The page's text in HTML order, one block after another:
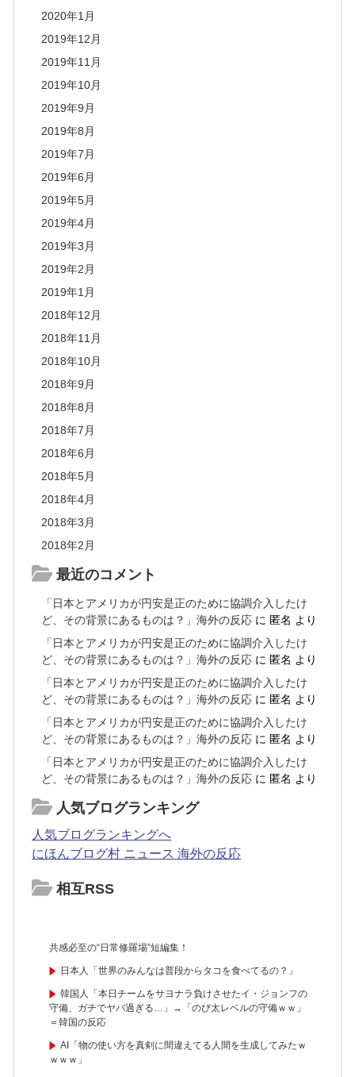
2020年1月
2019年12月
2019年11月
2019年10月
2019年9月
2019年8月
2019年7月
2019年6月
2019年5月
2019年4月
2019年3月
2019年2月
2019年1月
2018年12月
2018年11月
2018年10月
2018年9月
2018年8月
2018年7月
2018年6月
2018年5月
2018年4月
2018年3月
2018年2月
最近のコメント
「日本とアメリカが円安是正のために協調介入したけ
ど、その背景にあるものは？」海外の反応 に匿名 より
「日本とアメリカが円安是正のために協調介入したけ
ど、その背景にあるものは？」海外の反応 に匿名 より
「日本とアメリカが円安是正のために協調介入したけ
ど、その背景にあるものは？」海外の反応 に匿名 より
「日本とアメリカが円安是正のために協調介入したけ
ど、その背景にあるものは？」海外の反応 に匿名 より
「日本とアメリカが円安是正のために協調介入したけ
ど、その背景にあるものは？」海外の反応 に匿名 より
人気ブログランキング
人気ブログランキングへ
にほんブログ村 ニュース 海外の反応
相互RSS
共感必至の“日常修羅場”短編集！
日本人「世界のみんなは普段からタコを食べてるの？」
韓国人「本日チームをサヨナラ負けさせたイ・ジョンフの
守備、ガチでヤバ過ぎる…」→「のび太レベルの守備ｗｗ」
＝韓国の反応
AI「物の使い方を真剣に間違えてる人間を生成してみたｗ
ｗｗｗ」